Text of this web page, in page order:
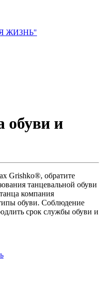
ЖИЗНЬ"
обуви и
Grishko®, обратите
танцевальной обуви
компания
обуви. Соблюдение
срок службы обуви и